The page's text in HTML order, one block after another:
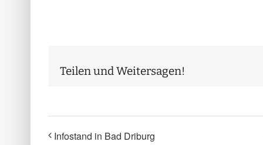
Teilen und Weitersagen!
Infostand in Bad Driburg